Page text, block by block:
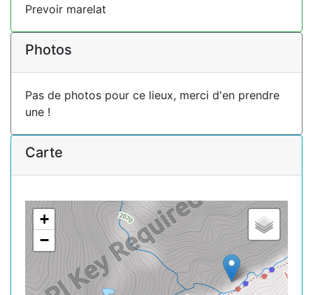
Prevoir marelat
Photos
Pas de photos pour ce lieux, merci d'en prendre
une !
Carte
+
−